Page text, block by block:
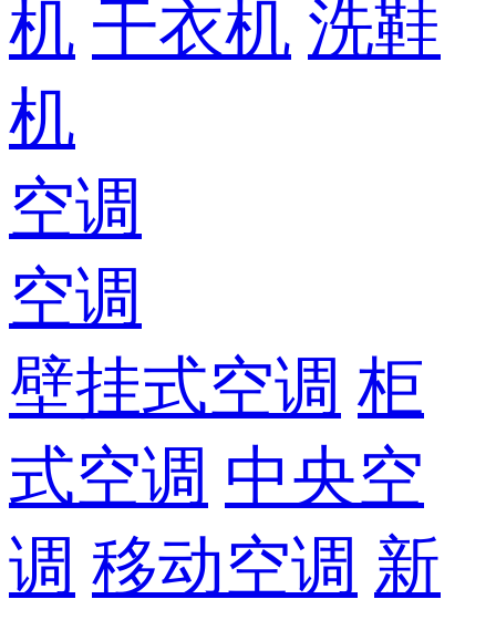
机 干衣机 洗鞋
机
空调
空调
壁挂式空调 柜
式空调 中央空
调 移动空调 新